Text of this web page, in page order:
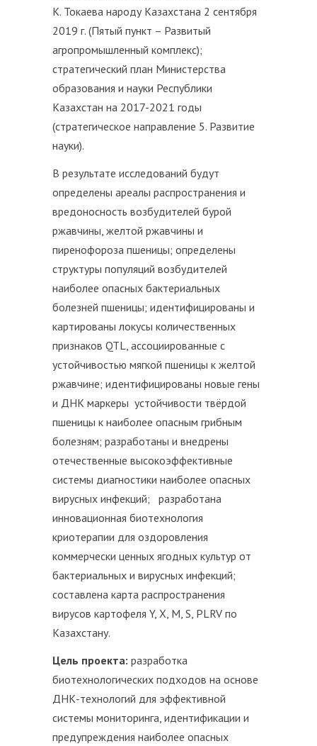
К. Токаева народу Казахстана 2 сентября
2019 г. (Пятый пункт – Развитый
агропромышленный комплекс);
стратегический план Министерства
образования и науки Республики
Казахстан на 2017-2021 годы
(стратегическое направление 5. Развитие
науки).
В результате исследований будут
определены ареалы распространения и
вредоносность возбудителей бурой
ржавчины, желтой ржавчины и
пиренофороза пшеницы; определены
структуры популяций возбудителей
наиболее опасных бактериальных
болезней пшеницы; идентифицированы и
картированы локусы количественных
признаков QTL, ассоциированные с
устойчивостью мягкой пшеницы к желтой
ржавчине; идентифицированы новые гены
и ДНК маркеры устойчивости твёрдой
пшеницы к наиболее опасным грибным
болезням; разработаны и внедрены
отечественные высокоэффективные
системы диагностики наиболее опасных
вирусных инфекций; разработана
инновационная биотехнология
криотерапии для оздоровления
коммерчески ценных ягодных культур от
бактериальных и вирусных инфекций;
составлена карта распространения
вирусов картофеля Y, X, M, S, PLRV по
Казахстану.
Цель проекта: разработка
биотехнологических подходов на основе
ДНК-технологий для эффективной
системы мониторинга, идентификации и
предупреждения наиболее опасных